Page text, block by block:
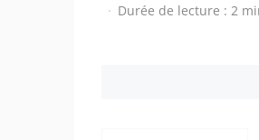
· Durée de lecture : 2